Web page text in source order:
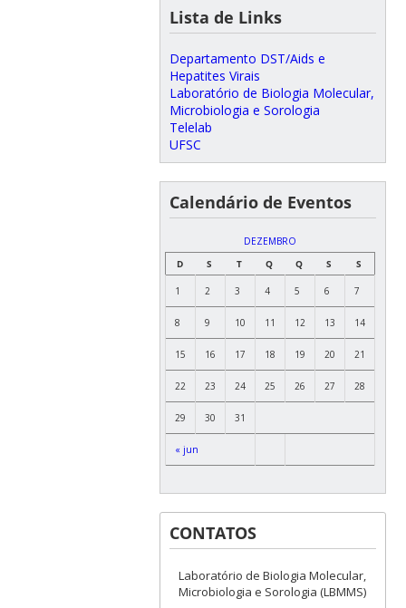
Lista de Links
Departamento DST/Aids e
Hepatites Virais
Laboratório de Biologia Molecular,
Microbiologia e Sorologia
Telelab
UFSC
Calendário de Eventos
DEZEMBRO
D
S T Q Q S S
« jun
1 2 3 4 5 6 7
8 9 10 11 12 13 14
15 16 17 18 19 20 21
22 23 24 25 26 27 28
29 30 31
CONTATOS
Laboratório de Biologia Molecular,
Microbiologia e Sorologia (LBMMS)